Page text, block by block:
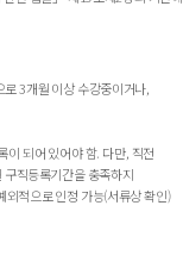
3개월 이상 수강중이거나,
이 되어 있어야 함. 다만, 직전
직등록기간을 충족하지
적으로 인정 가능(서류상 확인)